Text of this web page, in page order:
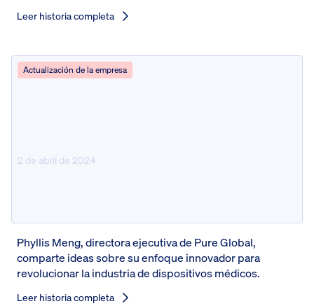
Leer historia completa
Actualización de la empresa
2 de abril de 2024
Phyllis Meng, directora ejecutiva de Pure Global,
comparte ideas sobre su enfoque innovador para
revolucionar la industria de dispositivos médicos.
Leer historia completa